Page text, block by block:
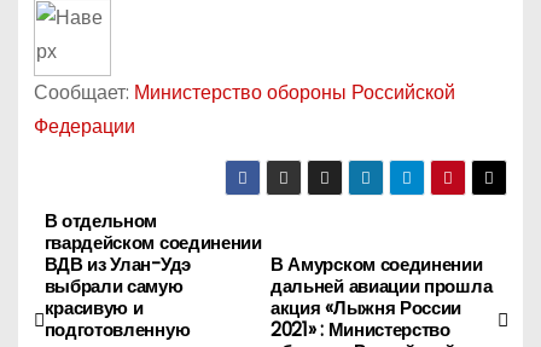
Сообщает: Министерство обороны Российской
Федерации
Н
а
в
В Амурском соединении
дальней авиации прошла
акция «Лыжня России
2021» : Министерство
В отдельном
гвардейском соединении
ВДВ из Улан-Удэ
выбрали самую
красивую и
подготовленную